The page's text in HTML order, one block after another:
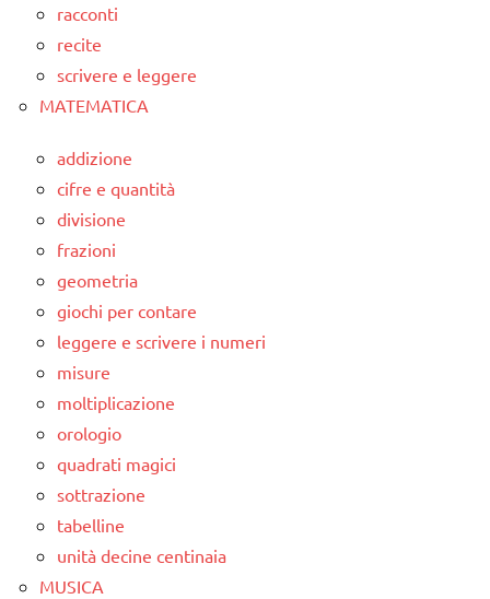
racconti
recite
scrivere e leggere
MATEMATICA
addizione
cifre e quantità
divisione
frazioni
geometria
giochi per contare
leggere e scrivere i numeri
misure
moltiplicazione
orologio
quadrati magici
sottrazione
tabelline
unità decine centinaia
MUSICA